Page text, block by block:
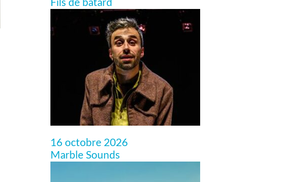
Fils de bâtard
16 octobre 2026
Marble Sounds